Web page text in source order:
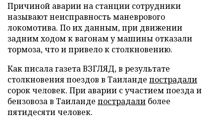
Причиной аварии на станции сотрудники
называют неисправность маневрового
локомотива. По их данным, при движении
задним ходом к вагонам у машины отказали
тормоза, что и привело к столкновению.
Как писала газета ВЗГЛЯД, в результате
столкновения поездов в Таиланде пострадали
сорок человек. При аварии с участием поезда и
бензовоза в Таиланде пострадали более
пятидесяти человек.